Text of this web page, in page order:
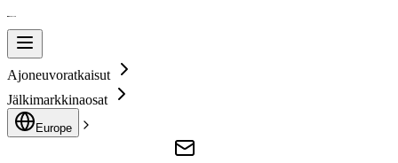
Ajoneuvoratkaisut
Jälkimarkkinaosat
Europe